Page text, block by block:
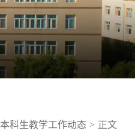
本科生教学工作动态 > 正文